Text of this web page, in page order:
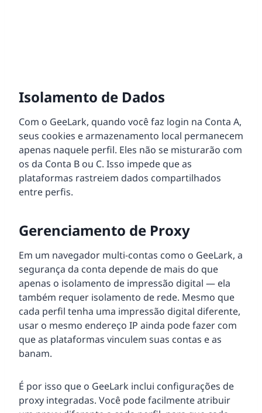
Isolamento de Dados
Com o GeeLark, quando você faz login na Conta A,
seus cookies e armazenamento local permanecem
apenas naquele perfil. Eles não se misturarão com
os da Conta B ou C. Isso impede que as
plataformas rastreiem dados compartilhados
entre perfis.
Gerenciamento de Proxy
Em um navegador multi-contas como o GeeLark, a
segurança da conta depende de mais do que
apenas o isolamento de impressão digital — ela
também requer isolamento de rede. Mesmo que
cada perfil tenha uma impressão digital diferente,
usar o mesmo endereço IP ainda pode fazer com
que as plataformas vinculem suas contas e as
banam.
É por isso que o GeeLark inclui configurações de
proxy integradas. Você pode facilmente atribuir